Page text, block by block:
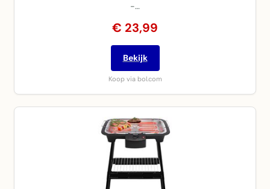
-…
€ 23,99
Bekijk
Koop via bol.com